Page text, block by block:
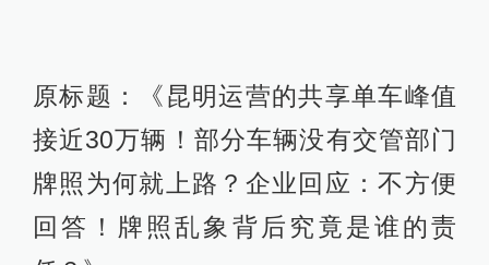
原标题：《昆明运营的共享单车峰值
接近30万辆！部分车辆没有交管部门
牌照为何就上路？企业回应：不方便
回答！牌照乱象背后究竟是谁的责